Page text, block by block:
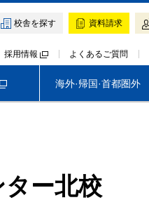
校舎を探す 資料請求
採用情報 よくあるご質問
備校 野田クルゼ
海外·帰国·首都圏外
ター北校